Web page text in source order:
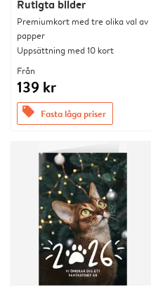
Rutigta bilder
Premiumkort med tre olika val av
papper
Uppsättning med 10 kort
Från
139 kr
offers Fasta låga priser